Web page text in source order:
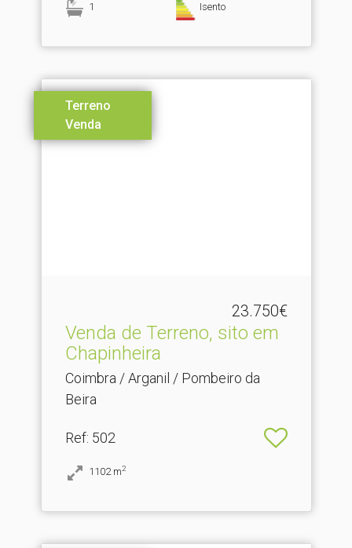
1 Isento
Terreno
Venda
23.750€
Venda de Terreno, sito em
Chapinheira
Coimbra / Arganil / Pombeiro da
Beira
Ref: 502
1102 m2